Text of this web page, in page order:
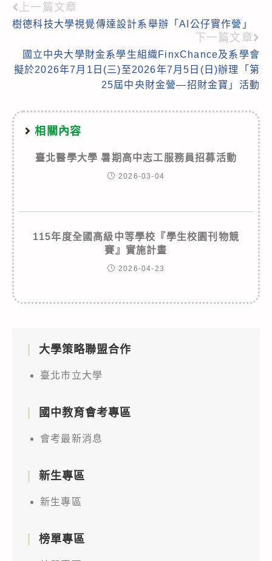
Read
more
articles
上一篇文章
樹德科技大學視覺傳達設計系舉辦「AI公仔實作營」
下一篇文章
國立中央大學財金系學生組織FinxChance及系學會
擬於2026年7月1日(三)至2026年7月5日(日)辦理「第
25屆中央財金營—招財金寶」活動
相關內容
臺北醫學大學 暑期高中志工服務員招募活動
2026-03-04
115年度全國高級中等學校『學生校園刊物競
賽』實施計畫
2026-04-23
大學策略聯盟合作
臺北市立大學
國中教育會考專區
會考最新消息
新生專區
新生專區
榜單專區